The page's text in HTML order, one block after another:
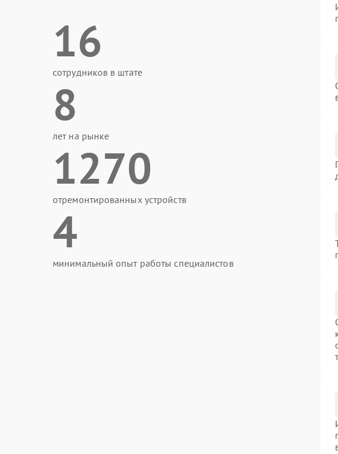
16
сотрудников в штате
8
лет на рынке
1270
отремонтированных устройств
4
минимальный опыт работы специалистов